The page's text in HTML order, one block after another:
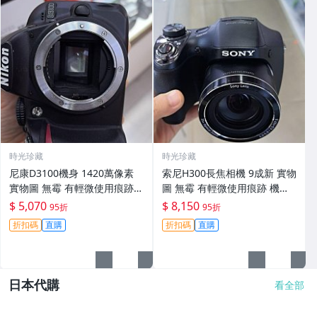
時光珍藏
尼康D3100機身 1420萬像素
實物圖 無霉 有輕微使用痕跡
機身原裝 無拆修無翻新 臨-34
3
$ 5,070 95折
折扣碼 直購
時光珍藏
索尼H300長焦相機 9成新 實物
圖 無霉 有輕微使用痕跡 機身
鏡頭原裝 無拆修無翻新-3430
$ 8,150 95折
折扣碼 直購
日本代購 看全部